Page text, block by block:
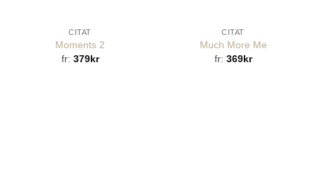
CITAT
Moments 2
fr: 379kr
CITAT
Much More Me
fr: 369kr